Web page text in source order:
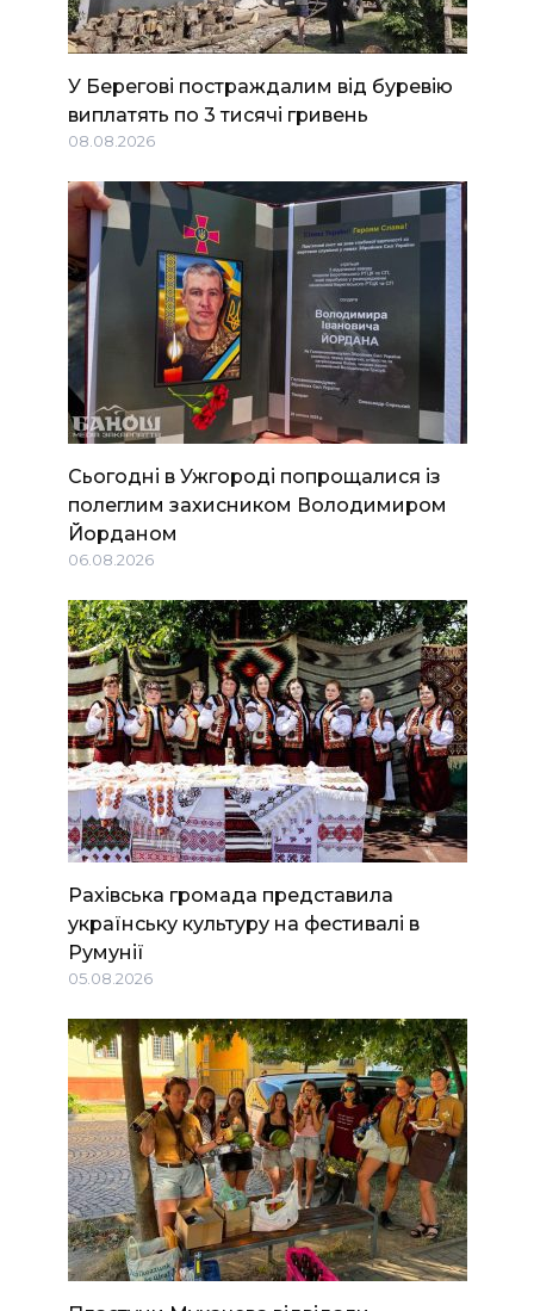
У Берегові постраждалим від буревію
виплатять по 3 тисячі гривень
08.08.2026
Сьогодні в Ужгороді попрощалися із
полеглим захисником Володимиром
Йорданом
06.08.2026
Рахівська громада представила
українську культуру на фестивалі в
Румунії
05.08.2026